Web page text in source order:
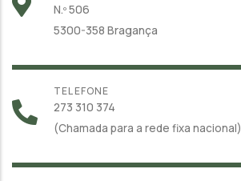
N.º 506
5300-358 Bragança
TELEFONE
273 310 374
(Chamada para a rede fixa nacional)